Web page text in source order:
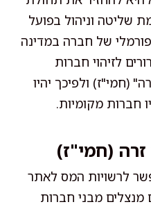
שליטה וניהול בפועל
של חברה במדינה
לזיהוי חברות
(חמי"ז) ולפיכך יהיו
חברות מקומיות.
(חמי"ז)
לרשויות המס לאתר
מנצלים מבני חברות